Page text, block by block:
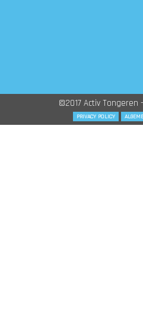
©2017 Activ Tongeren
PRIVACY POLICY